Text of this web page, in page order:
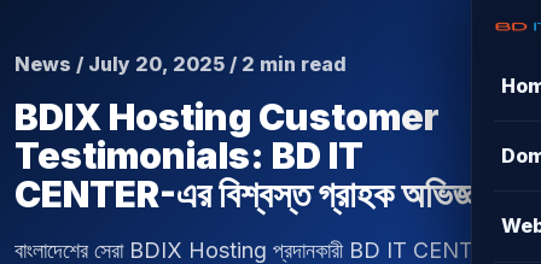
News / July 20, 2025 / 2 min read
BDIX Hosting Customer
Testimonials: BD IT
CENTER-এর বিশ্বস্ত গ্রাহক অভিজ্ঞতা
বাংলাদেশের সেরা BDIX Hosting প্রদানকারী BD IT CENTER-